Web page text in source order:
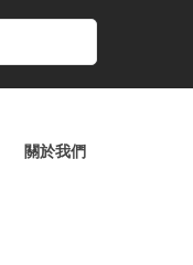
關於我們